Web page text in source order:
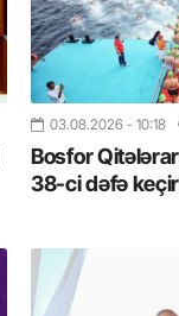
03.08.2026 - 10:18
Bosfor
38-ci dəfə